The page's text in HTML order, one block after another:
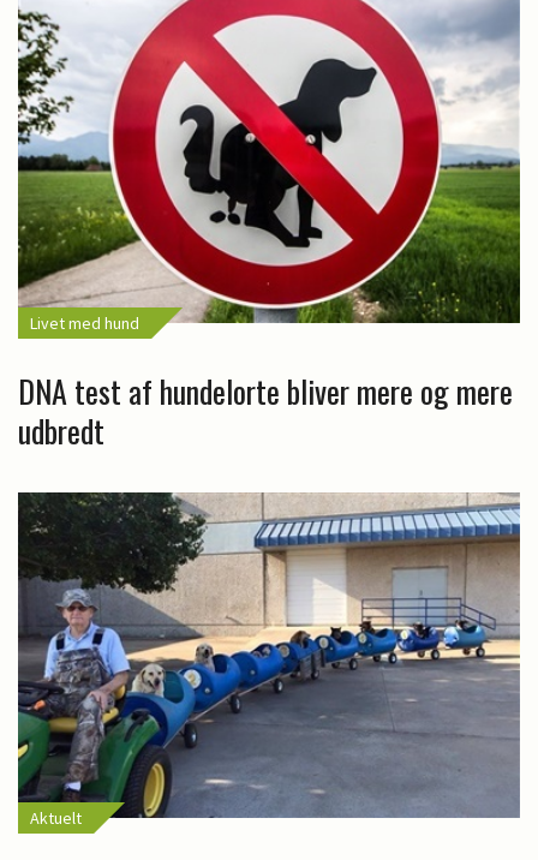
Livet med hund
DNA test af hundelorte bliver mere og mere
udbredt
Aktuelt